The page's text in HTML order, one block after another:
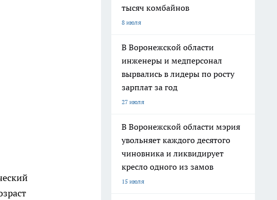
тысяч комбайнов
8 июля
В Воронежской области
инженеры и медперсонал
вырвались в лидеры по росту
зарплат за год
27 июля
В Воронежской области мэрия
увольняет каждого десятого
чиновника и ликвидирует
кресло одного из замов
15 июля